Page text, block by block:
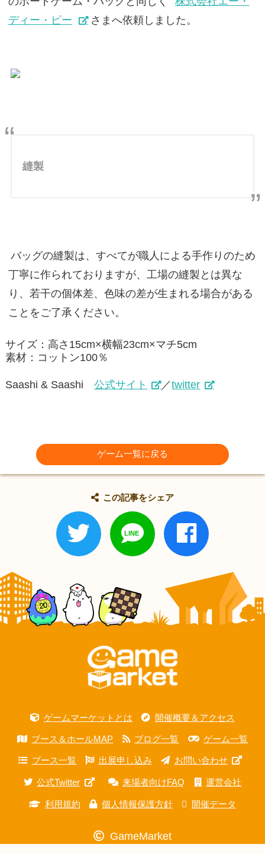
ディー・ピー
さまへ依頼しました。
縫製
バッグの縫製は、すべてが職人による手作りのため
丁寧に作られておりますが、工場の縫製とは異な
り、若干の個体差、色味の差が生まれる場合がある
ことをご了承ください。
サイズ：高さ15cm×横幅23cm×マチ5cm
素材：コットン100％
Saashi & Saashi公式サイト ／twitter
ゲーム一覧に戻る
この記事をシェア
ゲームマーケットとは 開催概要＆アクセス
ブース＆ホールMAP ブログ一覧 ゲーム一覧
ブース一覧 出展申し込み お問い合わせ
公式Twitter 来場者向けFAQ 運営会社
利用規約 個人情報保護方針 開催データ
GameMarket